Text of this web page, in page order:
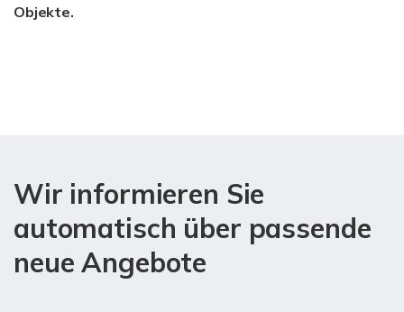
Objekte.
Wir informieren Sie
automatisch über passende
neue Angebote